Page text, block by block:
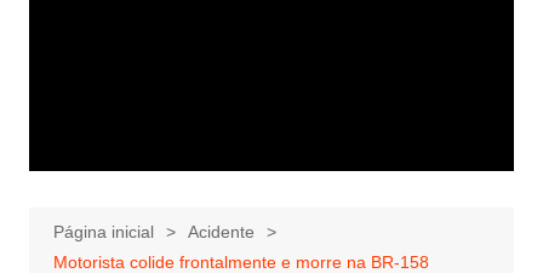
Página inicial
Acidente
Motorista colide frontalmente e morre na BR-158